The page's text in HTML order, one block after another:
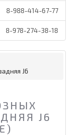
8-988-414-67-77
8-978-274-38-18
J6
J6